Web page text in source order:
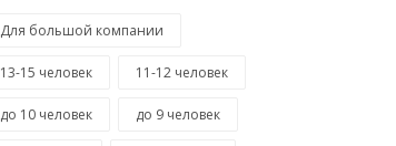
Для большой компании
13-15 человек 11-12 человек
до 10 человек до 9 человек